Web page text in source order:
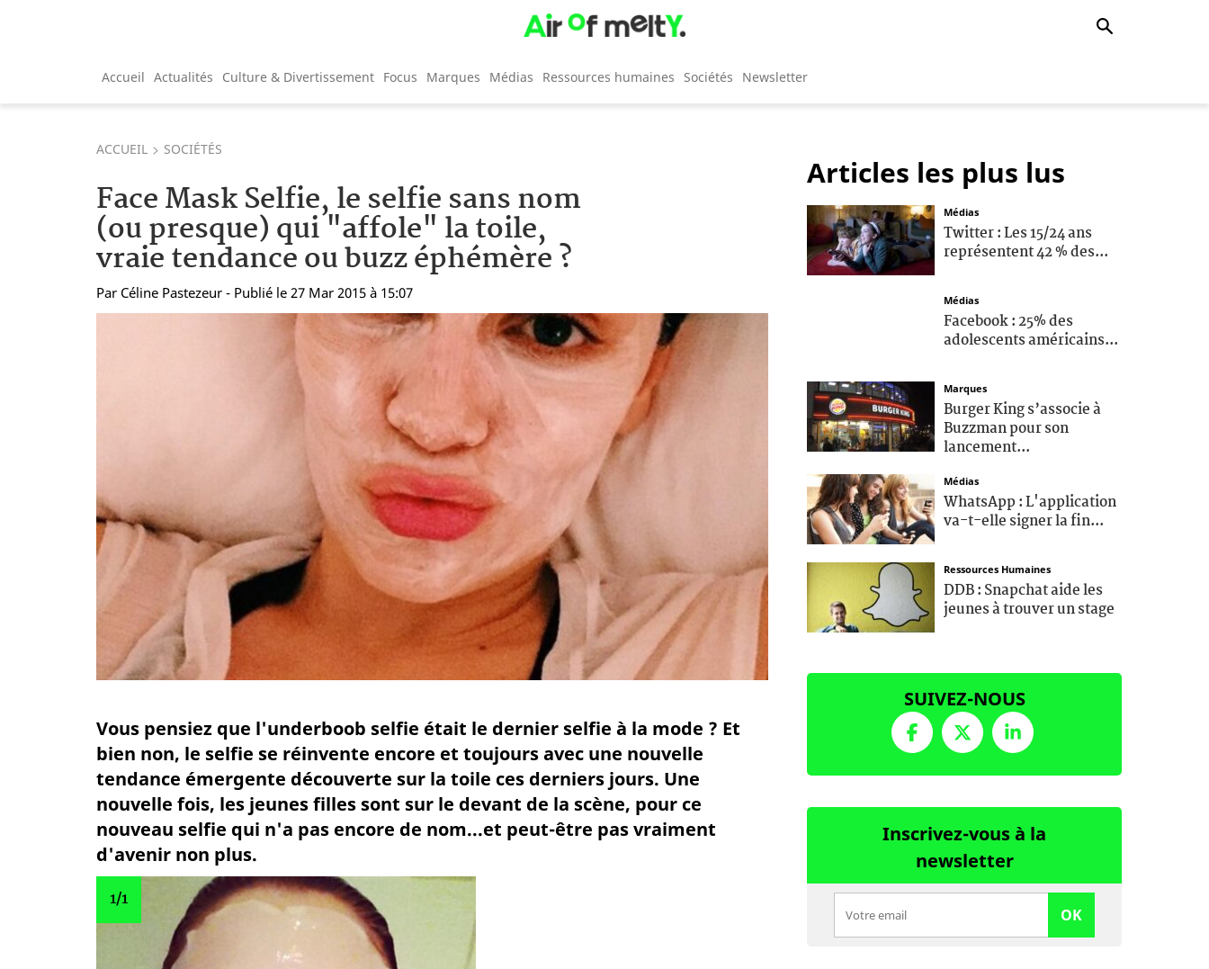
Accueil Actualités Culture & Divertissement Focus Marques Médias Ressources humaines Sociétés Newsletter
ACCUEIL SOCIÉTÉS
Face Mask Selfie, le selfie sans nom
(ou presque) qui "affole" la toile,
vraie tendance ou buzz éphémère ?
Par Céline Pastezeur - Publié le 27 Mar 2015 à 15:07
Vous pensiez que l'underboob selfie était le dernier selfie à la mode ? Et
bien non, le selfie se réinvente encore et toujours avec une nouvelle
tendance émergente découverte sur la toile ces derniers jours. Une
nouvelle fois, les jeunes filles sont sur le devant de la scène, pour ce
nouveau selfie qui n'a pas encore de nom...et peut-être pas vraiment
d'avenir non plus.
1/1
Articles les plus lus
Médias
Twitter : Les 15/24 ans
représentent 42 % des...
Médias
Facebook : 25% des
adolescents américains...
Marques
Burger King s’associe à
Buzzman pour son
lancement...
Médias
WhatsApp : L'application
va-t-elle signer la fin...
Ressources Humaines
DDB : Snapchat aide les
jeunes à trouver un stage
SUIVEZ-NOUS
Inscrivez-vous à la
newsletter
OK